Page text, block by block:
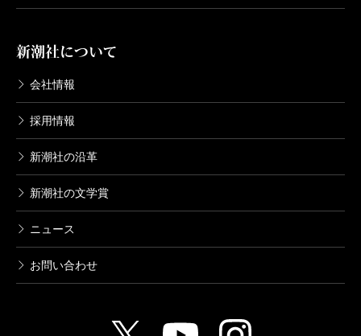
新潮社について
会社情報
採用情報
新潮社の沿革
新潮社の文学賞
ニュース
お問い合わせ